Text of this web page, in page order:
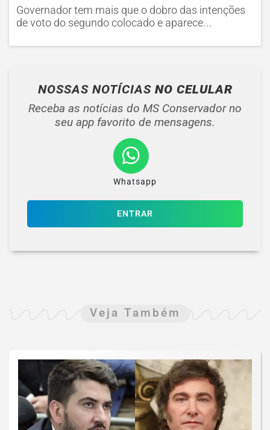
Governador tem mais que o dobro das intenções
de voto do segundo colocado e aparece...
NOSSAS NOTÍCIAS NO CELULAR
Receba as notícias do MS Conservador no
seu app favorito de mensagens.
Whatsapp
ENTRAR
Veja Também